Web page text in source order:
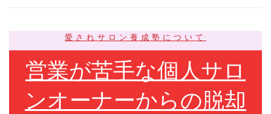
愛されサロン養成塾について
営業が苦手な個人サロ
ンオーナーからの脱却